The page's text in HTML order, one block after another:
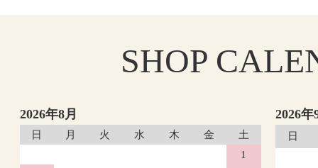
SHOP
2026年8月
日 月 火 水 木 金
土
1
2026年
日